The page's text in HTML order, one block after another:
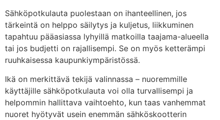
Sähköpotkulauta puolestaan on ihanteellinen, jos
tärkeintä on helppo säilytys ja kuljetus, liikkuminen
tapahtuu pääasiassa lyhyillä matkoilla taajama-alueella
tai jos budjetti on rajallisempi. Se on myös ketterämpi
ruuhkaisessa kaupunkiympäristössä.
Ikä on merkittävä tekijä valinnassa – nuoremmille
käyttäjille sähköpotkulauta voi olla turvallisempi ja
helpommin hallittava vaihtoehto, kun taas vanhemmat
nuoret hyötyvät usein enemmän sähköskootterin